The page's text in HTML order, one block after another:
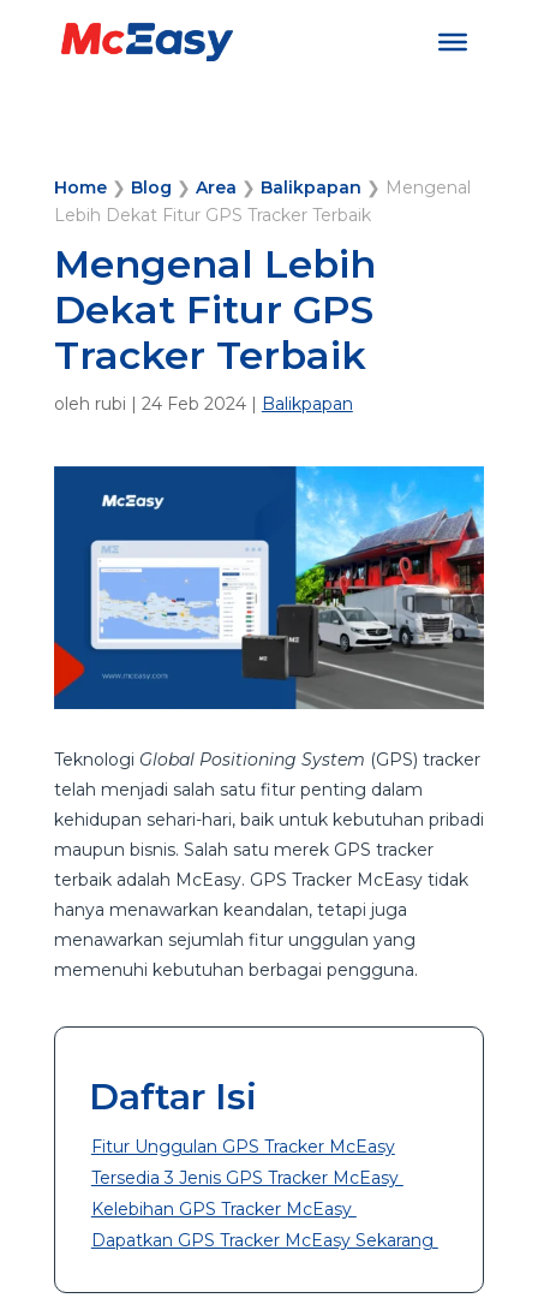
Home❯ Blog ❯ Area ❯ Balikpapan ❯ Mengenal
Lebih Dekat Fitur GPS Tracker Terbaik
Mengenal Lebih
Dekat Fitur GPS
Tracker Terbaik
oleh rubi | 24 Feb 2024| Balikpapan
Teknologi Global Positioning System (GPS) tracker
telah menjadi salah satu fitur penting dalam
kehidupan sehari-hari, baik untuk kebutuhan pribadi
maupun bisnis. Salah satu merek GPS tracker
terbaik adalah McEasy. GPS Tracker McEasy tidak
hanya menawarkan keandalan, tetapi juga
menawarkan sejumlah fitur unggulan yang
memenuhi kebutuhan berbagai pengguna.
Daftar Isi
Fitur Unggulan GPS Tracker McEasy
Tersedia 3 Jenis GPS Tracker McEasy
Kelebihan GPS Tracker McEasy
Dapatkan GPS Tracker McEasy Sekarang